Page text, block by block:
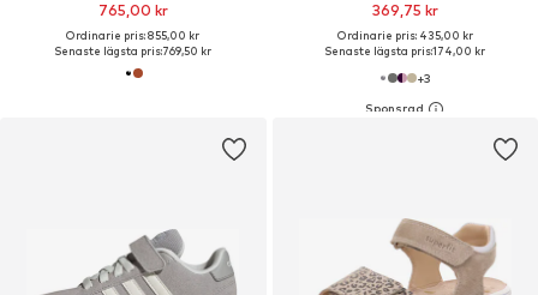
765,00 kr
Ordinarie pris: 855,00 kr
Senaste lägsta pris:769,50 kr
369,75 kr
Ordinarie pris: 435,00 kr
Senaste lägsta pris:174,00 kr
+3